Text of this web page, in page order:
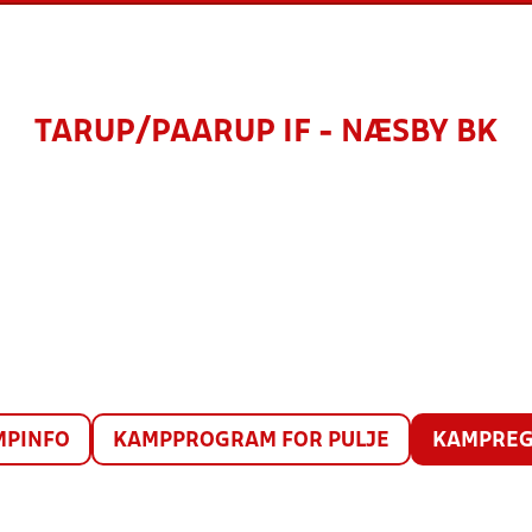
TARUP/PAARUP IF - NÆSBY BK
KAMPPROGRAM FOR PULJE